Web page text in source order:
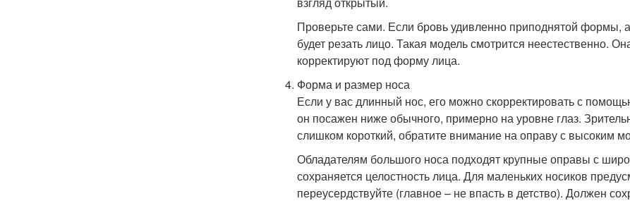
Проверьте сами. Если бровь удивленно приподнятой формы,
будет резать лицо. Такая модель смотрится неестественно.
корректируют под форму лица.
Форма и размер носа
Если у вас длинный нос, его можно скорректировать с
он посажен ниже обычного, примерно на уровне глаз.
слишком короткий, обратите внимание на оправу с высоким
Обладателям большого носа подходят крупные оправы с
сохраняется целостность лица. Для маленьких носиков
переусердствуйте (главное – не впасть в детство). Должен